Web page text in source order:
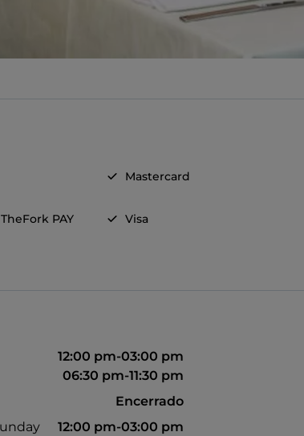
Mastercard
PAY Visa
12:00 pm-03:00 pm
06:30 pm-11:30 pm
Encerrado
12:00 pm-03:00 pm